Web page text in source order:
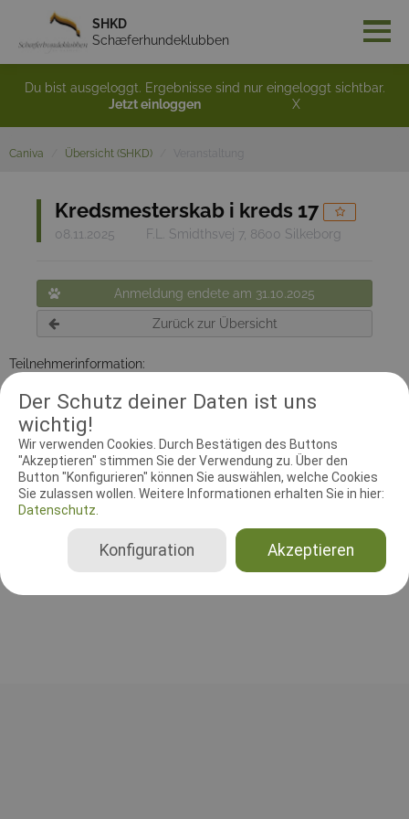
Der Schutz deiner Daten ist uns
wichtig!
Wir verwenden Cookies. Durch Bestätigen des Buttons
"Akzeptieren" stimmen Sie der Verwendung zu. Über den
Button "Konfigurieren" können Sie auswählen, welche Cookies
Sie zulassen wollen. Weitere Informationen erhalten Sie in hier:
Datenschutz.
Akzeptieren
Konfiguration
SHKD
Schæferhundeklubben
Du bist ausgeloggt. Ergebnisse sind nur eingeloggt sichtbar.
Jetzt einloggen
X
Caniva Übersicht (SHKD)
Kredsmesterskab i kreds 17
08.11.2025 F.L. Smidthsvej 7, 8600 Silkeborg
Anmeldung endete am 31.10.2025
Zurück zur Übersicht
Teilnehmerinformation:
RICHTER UND HELFER
Leistungsrichter
Gesamt